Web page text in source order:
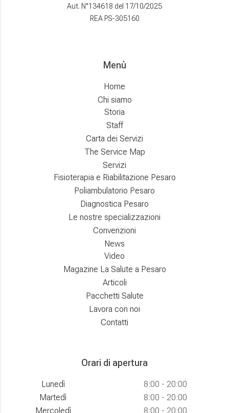
Aut. N°134618 del 17/10/2025
REA PS-305160
Menù
Home
Chi siamo
Storia
Staff
Carta dei Servizi
The Service Map
Servizi
Fisioterapia e Riabilitazione Pesaro
Poliambulatorio Pesaro
Diagnostica Pesaro
Le nostre specializzazioni
Convenzioni
News
Video
Magazine La Salute a Pesaro
Articoli
Pacchetti Salute
Lavora con noi
Contatti
Orari di apertura
Lunedì
8:00 - 20:00
Martedì
8:00 - 20:00
Mercoledì
8:00 - 20:00